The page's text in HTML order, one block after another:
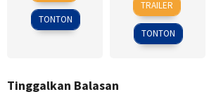
2015
TONTON
Sep
2014
Barbarash
TRAILER
TONTON
Tinggalkan Balasan